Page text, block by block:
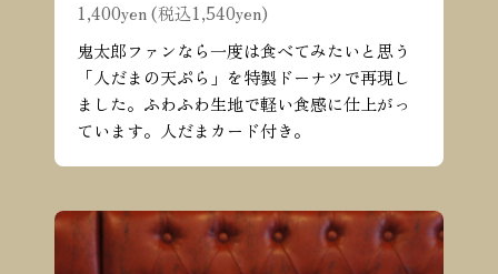
1,400yen (税込1,540yen)
鬼太郎ファンなら一度は食べてみたいと思う
「人だまの天ぷら」を特製ドーナツで再現し
ました。ふわふわ生地で軽い食感に仕上がっ
ています。人だまカード付き。